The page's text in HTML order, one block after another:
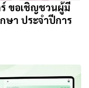
ร์ ขอเชิญชวนผู้มี
ษา ประจำปีการ